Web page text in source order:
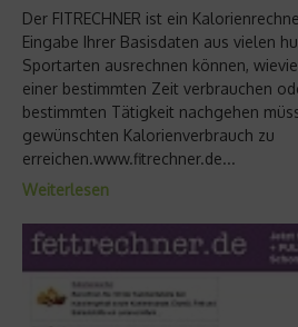
Der FITRECHNER ist ein
Eingabe Ihrer Basisdaten aus vielen
Sportarten ausrechnen können,
einer bestimmten Zeit verbrauchen
bestimmten Tätigkeit nachgehen
gewünschten Kalorienverbrauch zu
erreichen.www.fitrechner.de...
Weiterlesen